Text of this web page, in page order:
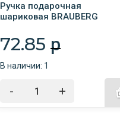
Ручка подарочная
шариковая BRAUBERG
узел 1 мм, линия письма 0,7
мм
72.85 p
В наличии: 1
- +